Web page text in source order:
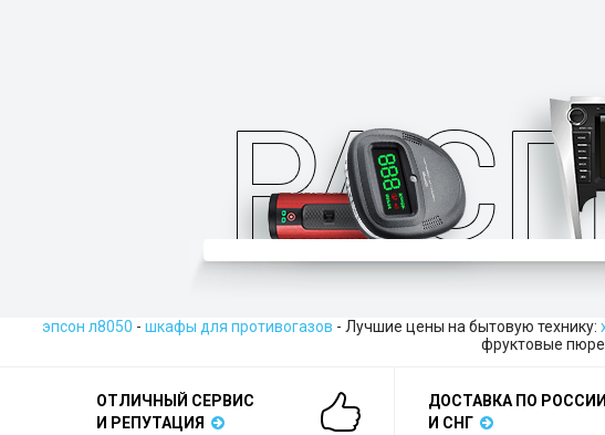
эпсон л8050 - шкафы для противогазов - Лучшие цены на бытовую технику:
фруктовые пюре
ОТЛИЧНЫЙ СЕРВИС
И РЕПУТАЦИЯ
ДОСТАВКА ПО РОССИИ
И СНГ